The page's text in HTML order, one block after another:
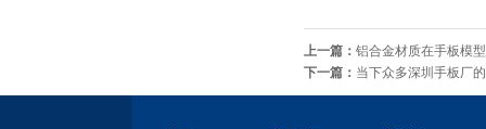
上一篇： 铝合金材质在手板模
下一篇： 当下众多深圳手板厂